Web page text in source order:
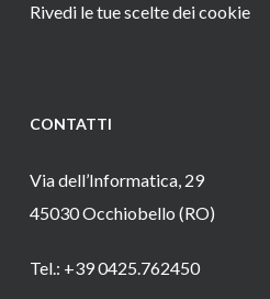
Rivedi le tue scelte dei cookie
CONTATTI
Via dell’Informatica, 29
45030 Occhiobello (RO)
Tel.: +39 0425.762450